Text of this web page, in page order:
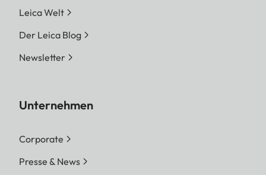
Leica Welt
Der Leica Blog
Newsletter
Unternehmen
Corporate
Presse & News